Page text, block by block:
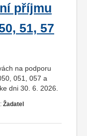
příjmu
51, 57
na podporu
051, 057 a
dni 30. 6. 2026.
Žadatel